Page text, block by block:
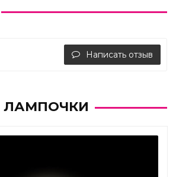
Написать отзыв
ЛАМПОЧКИ